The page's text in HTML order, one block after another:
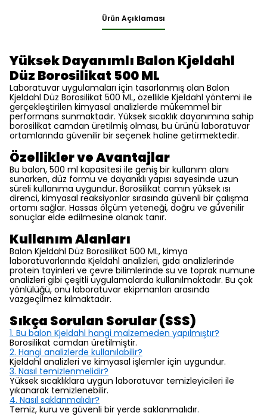
Ürün Açıklaması
Yüksek Dayanımlı Balon Kjeldahl
Düz Borosilikat 500 ML
Laboratuvar uygulamaları için tasarlanmış olan Balon
Kjeldahl Düz Borosilikat 500 ML, özellikle Kjeldahl yöntemi ile
gerçekleştirilen kimyasal analizlerde mükemmel bir
performans sunmaktadır. Yüksek sıcaklık dayanımına sahip
borosilikat camdan üretilmiş olması, bu ürünü laboratuvar
ortamlarında güvenilir bir seçenek haline getirmektedir.
Özellikler ve Avantajlar
Bu balon, 500 ml kapasitesi ile geniş bir kullanım alanı
sunarken, düz formu ve dayanıklı yapısı sayesinde uzun
süreli kullanıma uygundur. Borosilikat camın yüksek ısı
direnci, kimyasal reaksiyonlar sırasında güvenli bir çalışma
ortamı sağlar. Hassas ölçüm yeteneği, doğru ve güvenilir
sonuçlar elde edilmesine olanak tanır.
Kullanım Alanları
Balon Kjeldahl Düz Borosilikat 500 ML, kimya
laboratuvarlarında Kjeldahl analizleri, gıda analizlerinde
protein tayinleri ve çevre bilimlerinde su ve toprak numune
analizleri gibi çeşitli uygulamalarda kullanılmaktadır. Bu çok
yönlülüğü, onu laboratuvar ekipmanları arasında
vazgeçilmez kılmaktadır.
Sıkça Sorulan Sorular (SSS)
1. Bu balon Kjeldahl hangi malzemeden yapılmıştır?
Borosilikat camdan üretilmiştir.
2. Hangi analizlerde kullanılabilir?
Kjeldahl analizleri ve kimyasal işlemler için uygundur.
3. Nasıl temizlenmelidir?
Yüksek sıcaklıklara uygun laboratuvar temizleyicileri ile
yıkanarak temizlenebilir.
4. Nasıl saklanmalıdır?
Temiz, kuru ve güvenli bir yerde saklanmalıdır.